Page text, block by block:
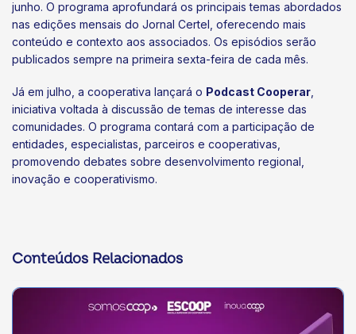
junho. O programa aprofundará os principais temas abordados
nas edições mensais do Jornal Certel, oferecendo mais
conteúdo e contexto aos associados. Os episódios serão
publicados sempre na primeira sexta-feira de cada mês.
Já em julho, a cooperativa lançará o Podcast Cooperar
iniciativa voltada à discussão de temas de interesse das
comunidades. O programa contará com a participação de
entidades, especialistas, parceiros e cooperativas,
promovendo debates sobre desenvolvimento regional,
inovação e cooperativismo.
Conteúdos Relacionados